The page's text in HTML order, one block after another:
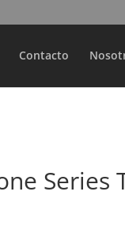
Contacto
Series